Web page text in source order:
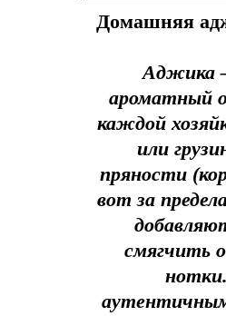
Домашняя
Аджика
ароматный
каждой
или
пряности
вот за
смягчить